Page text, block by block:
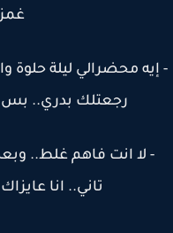
غمز
محضرالي ليلة حلوة
رجعتلك بدري.. بس
- لا انت فاهم غلط..
تاني.. انا